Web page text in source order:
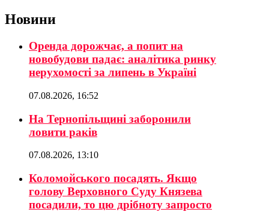
Новини
Оренда дорожчає, а попит на
новобудови падає: аналітика ринку
нерухомості за липень в Україні
07.08.2026, 16:52
На Тернопільщині заборонили
ловити раків
07.08.2026, 13:10
Коломойського посадять. Якщо
голову Верховного Суду Князева
посадили, то цю дрібноту запросто